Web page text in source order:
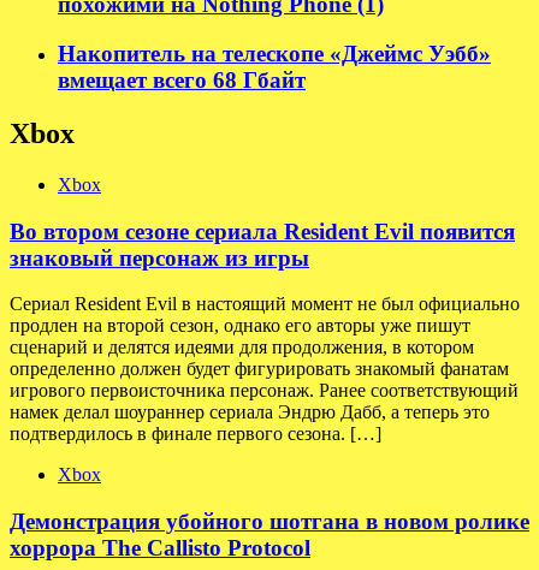
Накопитель на телескопе «Джеймс Уэбб»
вмещает всего 68 Гбайт
Xbox
Xbox
Во втором сезоне сериала Resident Evil появится
знаковый персонаж из игры
Сериал Resident Evil в настоящий момент не был официально
продлен на второй сезон, однако его авторы уже пишут
сценарий и делятся идеями для продолжения, в котором
определенно должен будет фигурировать знакомый фанатам
игрового первоисточника персонаж. Ранее соответствующий
намек делал шоураннер сериала Эндрю Дабб, а теперь это
подтвердилось в финале первого сезона. […]
Xbox
Демонстрация убойного шотгана в новом ролике
хоррора The Callisto Protocol